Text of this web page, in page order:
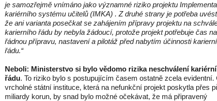
je samozřejmě vnímáno jako významné riziko projektu
kariérního systému učitelů (IMKA) . Z druhé strany je potřeba
že ani varianta posečkat se zahájením přípravy projektu na
karierního řádu by nebyla žádoucí, protože projekt potřebuje čas na
řádnou přípravu, nastavení a pilotáž před nabytím účinnosti
řádu.“
Neboli: Ministerstvo si bylo vědomo rizika neschválení
řádu. To riziko bylo s postupujícím časem ostatně zcela evidentní.
vrcholné státní instituce, která na nefunkční projekt poskytla přes
miliardy korun, by snad bylo možné očekávat, že má připravený